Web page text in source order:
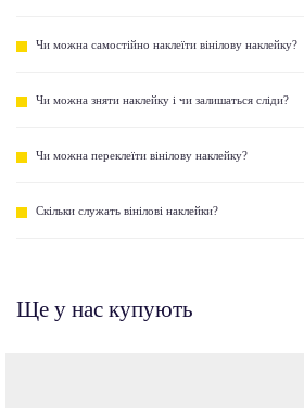
Чи можна самостійно наклеїти вінілову наклейку?
Чи можна зняти наклейку і чи залишаться сліди?
Чи можна переклеїти вінілову наклейку?
Скільки служать вінілові наклейки?
Ще у нас купують